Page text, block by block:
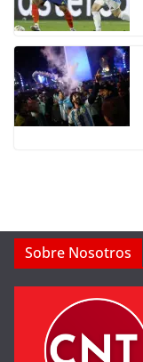
Sobre Nosotros